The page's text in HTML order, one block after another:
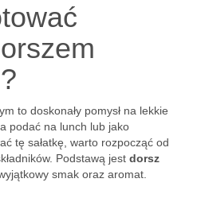
to doskonały pomysł na lekkie
podać na lunch lub jako
tę sałatkę, warto rozpocząć od
Podstawą jest dorsz
smak oraz aromat.